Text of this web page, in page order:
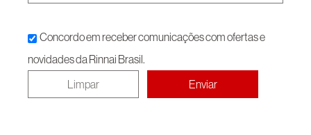
Concordo em receber comunicações com ofertas e
novidades da Rinnai Brasil.